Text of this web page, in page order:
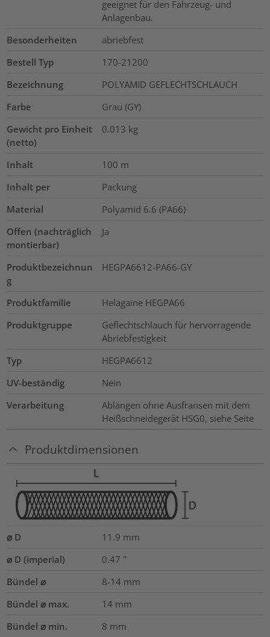
geeignet für den Fahrzeug- und
Anlagenbau.
Besonderheiten
abriebfest
Bestell Typ
170-21200
Bezeichnung
POLYAMID GEFLECHTSCHLAUCH
Farbe
Grau (GY)
Gewicht pro Einheit
(netto)
0.013 kg
Inhalt 100 m
Inhalt per
Packung
Material
Polyamid 6.6 (PA66)
Offen (nachträglich
montierbar)
Ja
Produktbezeichnun
g
HEGPA6612-PA66-GY
Produktfamilie
Helagaine HEGPA66
Produktgruppe
Geflechtschlauch für hervorragende
Abriebfestigkeit
Typ
HEGPA6612
UV-beständig
Nein
Verarbeitung
Ablängen ohne Ausfransen mit dem
Heißschneidegerät HSG0, siehe Seite
Produktdimensionen
⌀ D 11.9 mm
⌀ D (imperial)
0.47 "
Bündel ⌀
8-14 mm
Bündel ⌀ max.
14 mm
Bündel ⌀ min.
8 mm